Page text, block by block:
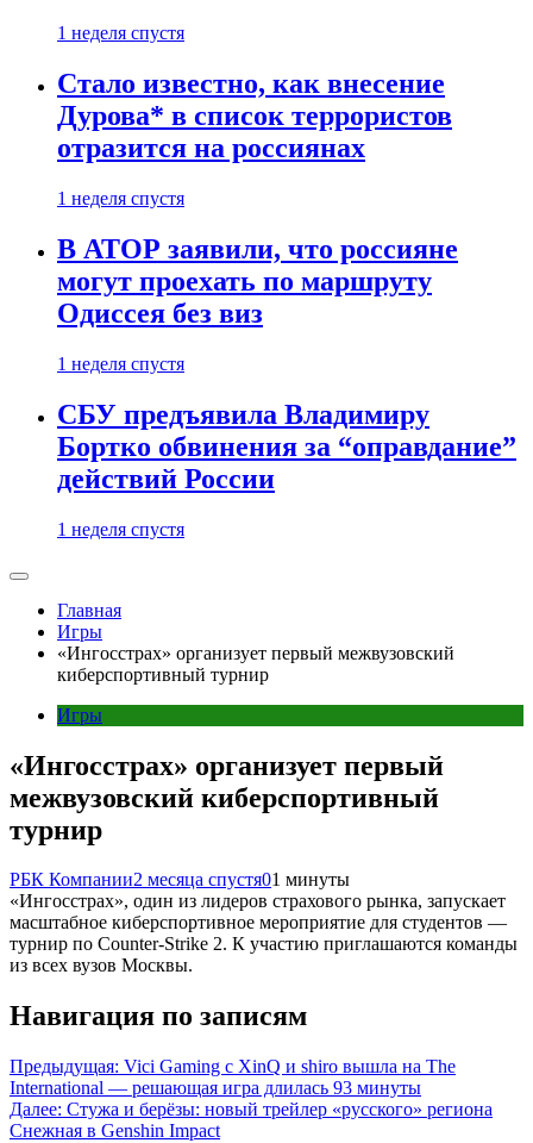
1 неделя спустя
Стало известно, как внесение
Дурова* в список террористов
отразится на россиянах
1 неделя спустя
В АТОР заявили, что россияне
могут проехать по маршруту
Одиссея без виз
1 неделя спустя
СБУ предъявила Владимиру
Бортко обвинения за “оправдание”
действий России
1 неделя спустя
Главная
Игры
«Ингосстрах» организует первый межвузовский
киберспортивный турнир
Игры
«Ингосстрах» организует первый
межвузовский киберспортивный
турнир
РБК Компании2 месяца спустя01 минуты
«Ингосстрах», один из лидеров страхового рынка, запускает
масштабное киберспортивное мероприятие для студентов —
турнир по Counter-Strike 2. К участию приглашаются команды
из всех вузов Москвы.
Навигация по записям
Предыдущая: Vici Gaming с XinQ и shiro вышла на The
International — решающая игра длилась 93 минуты
Далее: Стужа и берёзы: новый трейлер «русского» региона
Снежная в Genshin Impact